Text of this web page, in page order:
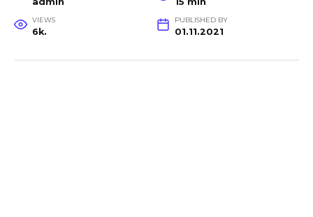
VIEWS
6k.
PUBLISHED BY
01.11.2021